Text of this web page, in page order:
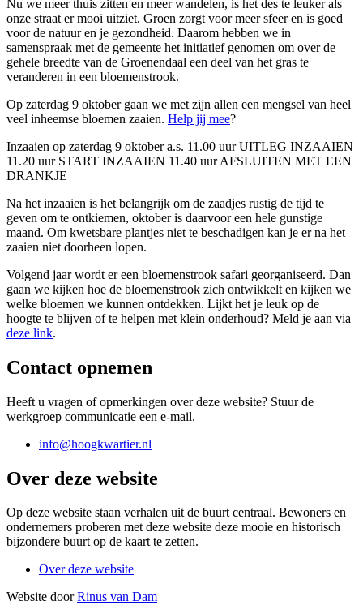
Nu we meer thuis zitten en meer wandelen, is het des te leuker als
onze straat er mooi uitziet. Groen zorgt voor meer sfeer en is goed
voor de natuur en je gezondheid. Daarom hebben we in
samenspraak met de gemeente het initiatief genomen om over de
gehele breedte van de Groenendaal een deel van het gras te
veranderen in een bloemenstrook.
Op zaterdag 9 oktober gaan we met zijn allen een mengsel van heel
veel inheemse bloemen zaaien. Help jij mee?
Inzaaien op zaterdag 9 oktober a.s. 11.00 uur UITLEG INZAAIEN
11.20 uur START INZAAIEN 11.40 uur AFSLUITEN MET EEN
DRANKJE
Na het inzaaien is het belangrijk om de zaadjes rustig de tijd te
geven om te ontkiemen, oktober is daarvoor een hele gunstige
maand. Om kwetsbare plantjes niet te beschadigen kan je er na het
zaaien niet doorheen lopen.
Volgend jaar wordt er een bloemenstrook safari georganiseerd. Dan
gaan we kijken hoe de bloemenstrook zich ontwikkelt en kijken we
welke bloemen we kunnen ontdekken. Lijkt het je leuk op de
hoogte te blijven of te helpen met klein onderhoud? Meld je aan via
deze link.
Contact opnemen
Heeft u vragen of opmerkingen over deze website? Stuur de
werkgroep communicatie een e-mail.
info@hoogkwartier.nl
Over deze website
Op deze website staan verhalen uit de buurt centraal. Bewoners en
ondernemers proberen met deze website deze mooie en historisch
bijzondere buurt op de kaart te zetten.
Over deze website
Website doorRinus van Dam